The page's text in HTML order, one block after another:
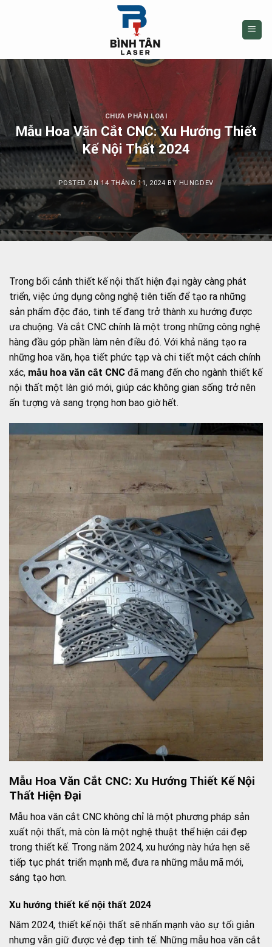
CHƯA PHÂN LOẠI
Mẫu Hoa Văn Cắt CNC: Xu Hướng Thiết
Kế Nội Thất 2024
POSTED ON14 THÁNG 11, 2024 BY HUNGDEV
Trong bối cảnh thiết kế nội thất hiện đại ngày càng phát
triển, việc ứng dụng công nghệ tiên tiến để tạo ra những
sản phẩm độc đáo, tinh tế đang trở thành xu hướng được
ưa chuộng. Và cắt CNC chính là một trong những công nghệ
hàng đầu góp phần làm nên điều đó. Với khả năng tạo ra
những hoa văn, họa tiết phức tạp và chi tiết một cách chính
xác, mẫu hoa văn cắt CNC đã mang đến cho ngành thiết kế
nội thất một làn gió mới, giúp các không gian sống trở nên
ấn tượng và sang trọng hơn bao giờ hết.
Mẫu Hoa Văn Cắt CNC: Xu Hướng Thiết Kế Nội
Thất Hiện Đại
Mẫu hoa văn cắt CNC không chỉ là một phương pháp sản
xuất nội thất, mà còn là một nghệ thuật thể hiện cái đẹp
trong thiết kế. Trong năm 2024, xu hướng này hứa hẹn sẽ
tiếp tục phát triển mạnh mẽ, đưa ra những mẫu mã mới,
sáng tạo hơn.
Xu hướng thiết kế nội thất 2024
Năm 2024, thiết kế nội thất sẽ nhấn mạnh vào sự tối giản
nhưng vẫn giữ được vẻ đẹp tinh tế. Những mẫu hoa văn cắt